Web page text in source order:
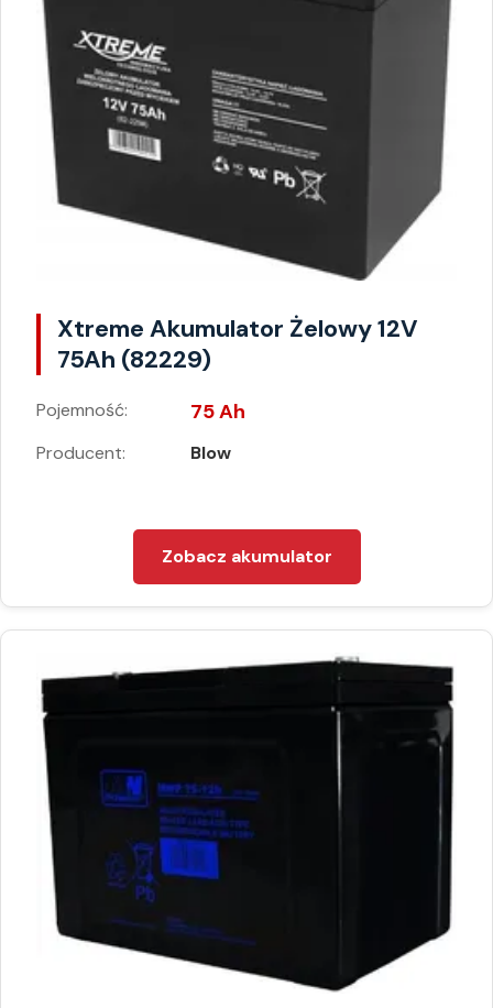
Xtreme Akumulator Żelowy 12V
75Ah (82229)
Pojemność: 75 Ah
Producent: Blow
Zobacz akumulator